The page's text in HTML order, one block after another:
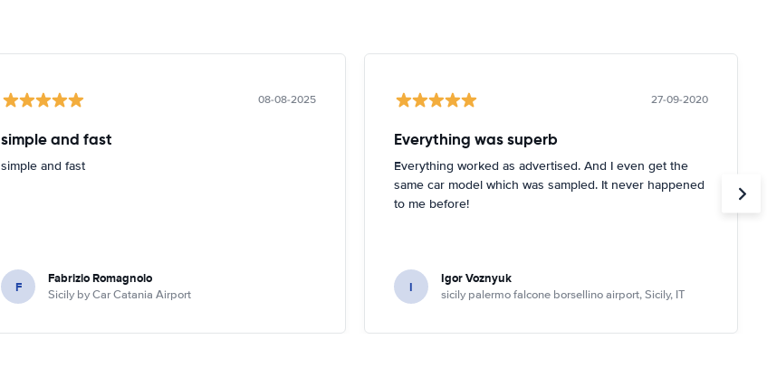
08-08-2025
simple and fast
simple and fast
F Fabrizio Romagnolo
Sicily by Car Catania Airport
27-09-2020
Everything was superb
Everything worked as advertised. And I even get the
same car model which was sampled. It never happened
to me before!
I Igor Voznyuk
sicily palermo falcone borsellino airport, Sicily, IT